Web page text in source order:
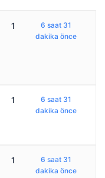
1
6 saat 31
dakika önce
1
6 saat 31
dakika önce
1
6 saat 31
dakika önce